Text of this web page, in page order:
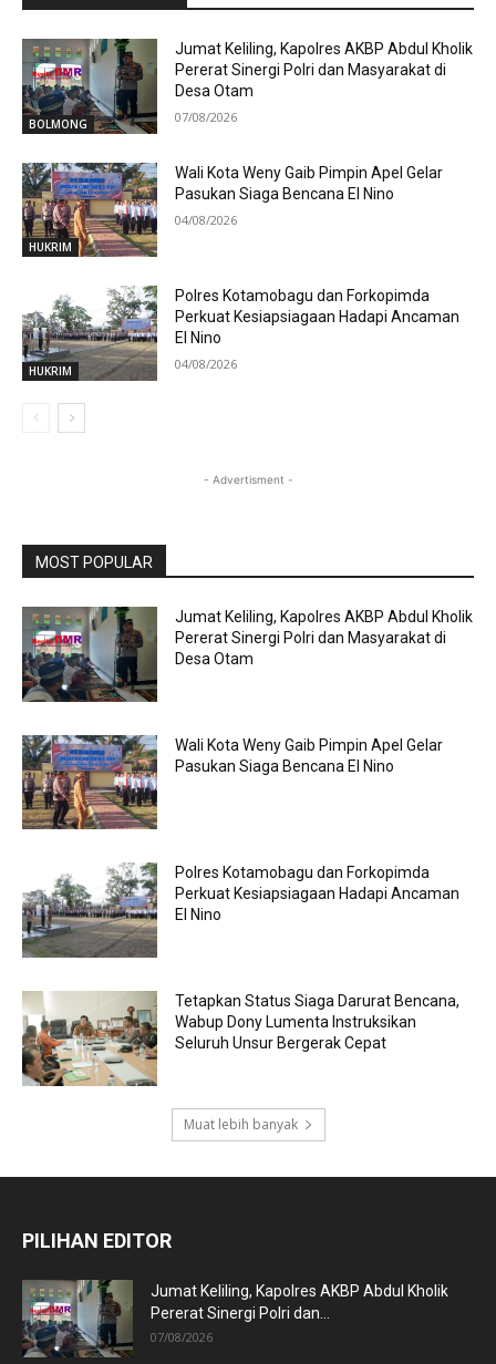
BOLMONG
Jumat Keliling, Kapolres AKBP Abdul Kholik
Pererat Sinergi Polri dan Masyarakat di
Desa Otam
07/08/2026
HUKRIM
Wali Kota Weny Gaib Pimpin Apel Gelar
Pasukan Siaga Bencana El Nino
04/08/2026
HUKRIM
Polres Kotamobagu dan Forkopimda
Perkuat Kesiapsiagaan Hadapi Ancaman
El Nino
04/08/2026
- Advertisment -
MOST POPULAR
Jumat Keliling, Kapolres AKBP Abdul Kholik
Pererat Sinergi Polri dan Masyarakat di
Desa Otam
Wali Kota Weny Gaib Pimpin Apel Gelar
Pasukan Siaga Bencana El Nino
Polres Kotamobagu dan Forkopimda
Perkuat Kesiapsiagaan Hadapi Ancaman
El Nino
Tetapkan Status Siaga Darurat Bencana,
Wabup Dony Lumenta Instruksikan
Seluruh Unsur Bergerak Cepat
Muat lebih banyak
PILIHAN EDITOR
Jumat Keliling, Kapolres AKBP Abdul Kholik
Pererat Sinergi Polri dan...
07/08/2026